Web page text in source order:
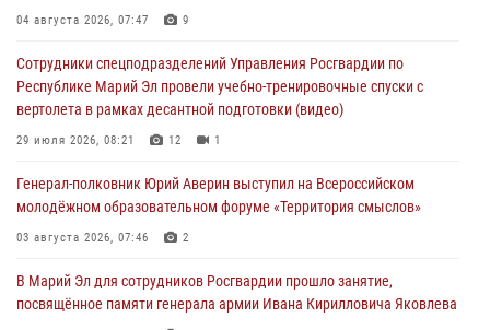
В Марий Эл сотрудники вневедомственной охраны Росгвардии за
05 августа 2026, 09:44
В Марий Эл для сотрудников Росгвардии прошло занятие,
посвящённое памяти генерала армии Ивана Кирилловича Яковлева
В детском оздоровительном лагере «Лесная сказка» Республики
Марий Эл прошла акция «Каникулы с Росгвардией»
Сотрудники Центра лицензионно-разрешительной работы
04 августа 2026, 07:47 9
Сотрудники спецподразделений Управления Росгвардии по
Республике Марий Эл провели учебно-тренировочные спуски с
вертолета в рамках десантной подготовки (видео)
29 июля 2026, 08:21 12 1
Генерал-полковник Юрий Аверин выступил на Всероссийском
молодёжном образовательном форуме «Территория смыслов»
03 августа 2026, 07:46 2
В Марий Эл для сотрудников Росгвардии прошло занятие,
посвящённое памяти генерала армии Ивана Кирилловича Яковлева